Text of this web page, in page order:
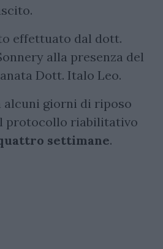
effettuato dal dott.
alla presenza del
Dott. Italo Leo.
alcuni giorni di riposo
protocollo riabilitativo
settimane.